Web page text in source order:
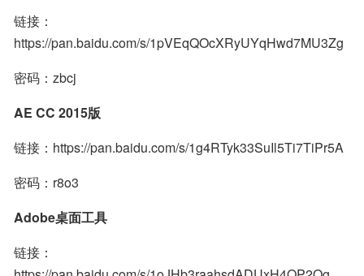
链接：
https://pan.baidu.com/s/1pVEqQOcXRyUYqHwd7MU3Zg
密码：zbcj
AE CC 2015版
链接：https://pan.baidu.com/s/1g4RTyk33SuIl5Ti7TiPr5A
密码：r8o3
Adobe桌面工具
链接：